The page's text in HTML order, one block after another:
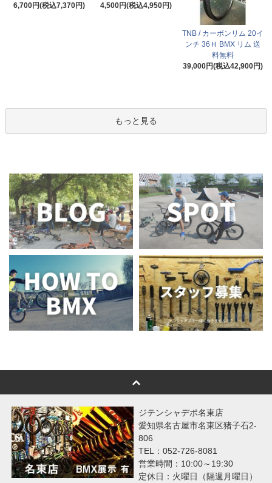
6,700円(税込7,370円)
4,500円(税込4,950円)
TNB / カーボンリム 20イ
ンチ 36Ｈ BMX リム 送
料無料
39,000円(税込42,900円)
もっと見る
ジテンシャデポ名東店
愛知県名古屋市名東区猪子石2-
806
TEL：052-726-8081
営業時間：10:00～19:30
定休日：火曜日（隔週月曜日）